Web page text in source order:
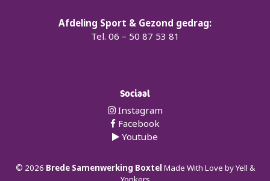
Afdeling Sport & Gezond gedrag:
Tel. 06 – 50 87 53 81
Sociaal
Instagram
Facebook
Youtube
© 2026 Brede Samenwerking Boxtel Made With Love byYell &